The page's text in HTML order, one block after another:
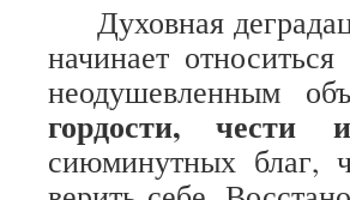
Духовная
начинает
неодушевленным
гордости, чести
сиюминутных благ,